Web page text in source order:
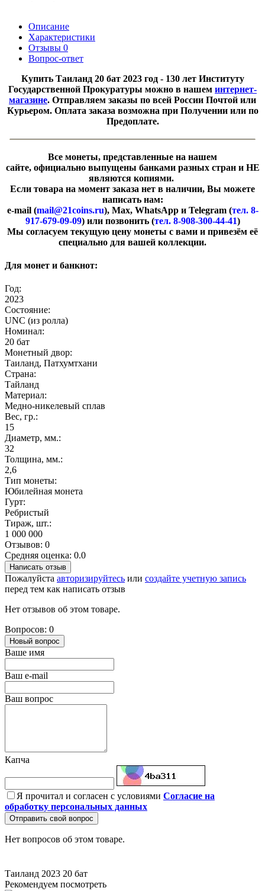
Описание
Характеристики
Отзывы 0
Вопрос-ответ
​Купить Таиланд 20 бат 2023 год - 130 лет Институту
Государственной Прокуратуры можно в нашем интернет-
магазине. Отправляем заказы по всей России Почтой или
Курьером. Оплата заказа возможна при Получении или по
Предоплате.
Все монеты, представленные на нашем
сайте, официально выпущены банками разных стран и НЕ
являются копиями.
Если товара на момент заказа нет в наличии, Вы можете
написать нам:
e-mail (mail@21coins.ru), Max, WhatsApp и Telegram (тел. 8-
917-679-09-09) или позвонить (тел. 8-908-300-44-41)
​Мы согласуем текущую цену монеты с вами и привезём её
специально для вашей коллекции.
Для монет и банкнот:
Год:
2023
Состояние:
UNC (из ролла)
Номинал:
20 бат
Монетный двор:
Таиланд, Патхумтхани
Страна:
Тайланд
Материал:
Медно-никелевый сплав
Вес, гр.:
15
Диаметр, мм.:
32
Толщина, мм.:
2,6
Тип монеты:
Юбилейная монета
Гурт:
Ребристый
Тираж, шт.:
1 000 000
Отзывов: 0
Средняя оценка: 0.0
Написать отзыв
Пожалуйста авторизируйтесь или создайте учетную запись
перед тем как написать отзыв
Нет отзывов об этом товаре.
Вопросов: 0
Новый вопрос
Ваше имя
Ваш e-mail
Ваш вопрос
Капча
Я прочитал и согласен с условиями Согласие на
обработку персональных данных
Отправить свой вопрос
Нет вопросов об этом товаре.
Таиланд 2023 20 бат
Рекомендуем посмотреть